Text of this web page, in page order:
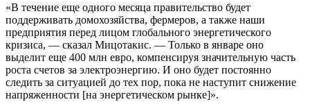
«В течение еще одного месяца правительство будет
поддерживать домохозяйства, фермеров, а также наши
предприятия перед лицом глобального энергетического
кризиса, — сказал Мицотакис. — Только в январе оно
выделит еще 400 млн евро, компенсируя значительную часть
роста счетов за электроэнергию. И оно будет постоянно
следить за ситуацией до тех пор, пока не наступит снижение
напряженности [на энергетическом рынке]».